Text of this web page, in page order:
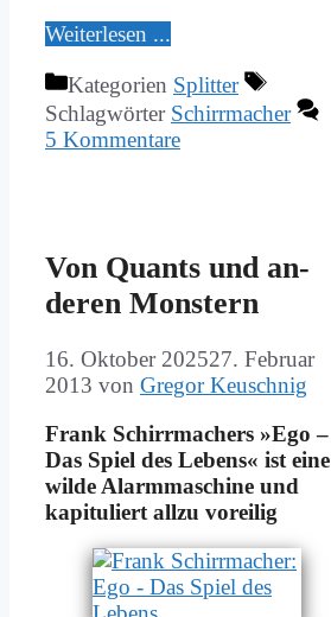
Wei­ter­le­sen ...
Kategorien Splitter
Schlagwörter Schirrmacher
5 Kommentare
Von Quants und an­
de­ren Mon­stern
16. Oktober 202527. Februar
2013 von Gregor Keuschnig
Frank Schirr­ma­chers »Ego –
Das Spiel des Le­bens« ist ei­ne
wil­de Alarm­ma­schi­ne und
ka­pi­tu­liert all­zu vor­ei­lig